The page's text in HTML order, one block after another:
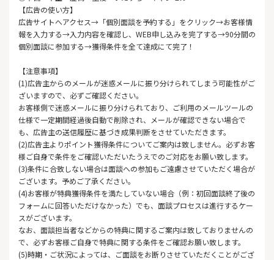
【広告の使い方】
広告サイトへアクセス→「個別面談を予約する」をクリック→お客様情
報を入力する→入力内容を確認し、WEB申し込みを完了する→90分間の
個別面談に参加する→獲得条件を全て達成にて完了！
【注意事項】
(1)広告主からのメールが迷惑メールに振り分けられてしまう可能性がご
ざいますので、必ずご確認ください。
お客様側で迷惑メールに振り分けられており、ご利用のメールツールの
仕様で一定期間経過後自動で削除され、メールが確認できない場合で
も、広告主の送信履歴に基づき成果判断をさせていただきます。
(2)広告主よりポイント獲得条件についてご案内は致しません。必ずお客
様ご自身で条件をご確認いただいたうえでのご対応をお願い致します。
(3)条件に合致しない場合は面談への参加もご遠慮させていただく場合が
ございます。予めご了承ください。
(4)お客様が特典獲得条件を満たしていない場合（例：初回面談終了後の
フォームに回答いただけなかった）でも、面談プロセスは進行するケー
スがございます。
なお、面談担当者などからの特典に関するご案内は致しておりませんの
で、必ずお客様ご自身で特典に関する条件をご確認お願い致します。
(5)時期・ご状況によっては、ご面談をお断りさせていただくことがござ